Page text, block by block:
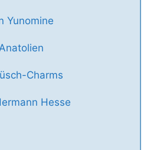
Yunomine
Charms
Hesse